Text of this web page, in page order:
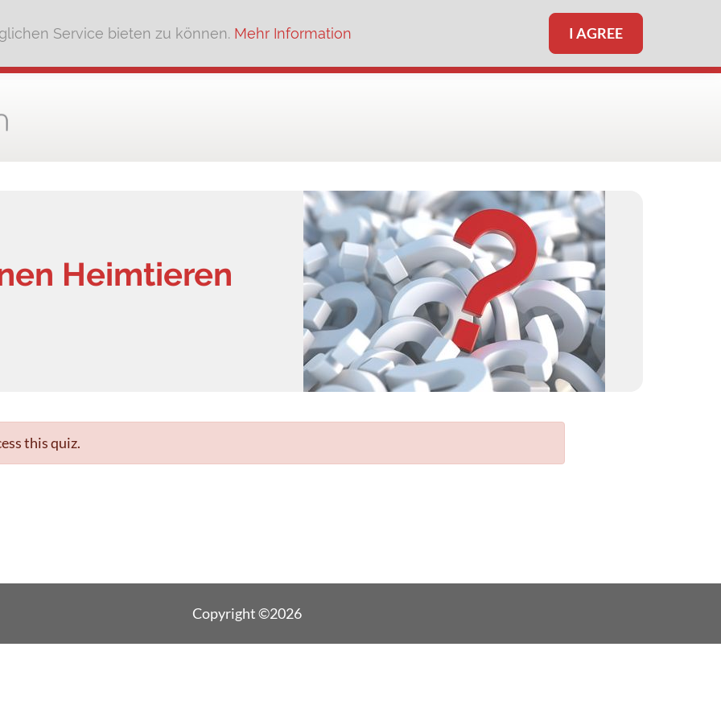
Service bieten zu können. Mehr Information I AGREE
Heimtieren
this quiz.
Copyright ©2026